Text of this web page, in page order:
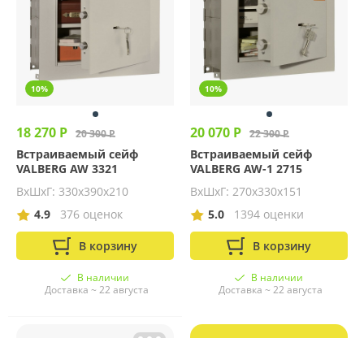
10%
18 270 Р 20 300 Р
Встраиваемый сейф
VALBERG AW 3321
ВхШхГ: 330х390х210
4.9
376 оценок
В корзину
В наличии
Доставка ~ 22 августа
10%
20 070 Р 22 300 Р
Встраиваемый сейф
VALBERG AW-1 2715
ВхШхГ: 270х330х151
5.0
1394 оценки
В корзину
В наличии
Доставка ~ 22 августа